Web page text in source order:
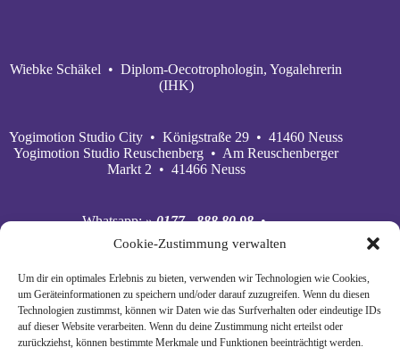
Cookie-Zustimmung verwalten
Um dir ein optimales Erlebnis zu bieten, verwenden wir Technologien wie Cookies,
um Geräteinformationen zu speichern und/oder darauf zuzugreifen. Wenn du diesen
Technologien zustimmst, können wir Daten wie das Surfverhalten oder eindeutige IDs
auf dieser Website verarbeiten. Wenn du deine Zustimmung nicht erteilst oder
zurückziehst, können bestimmte Merkmale und Funktionen beeinträchtigt werden.
Wiebke Schäkel • Diplom-Oecotrophologin, Yogalehrerin
(IHK)
Yogimotion Studio City • Königstraße 29 • 41460 Neuss
Yogimotion Studio Reuschenberg • Am Reuschenberger
Markt 2 • 41466 Neuss
Whatsapp:» 0177 - 888 80 98•
Mobil:
» 0177 - 888 80 98
E‑Mail:» wiebke@yogimotion.de•
Youtube:» yogimotion• XING:» Wiebke Schäkel